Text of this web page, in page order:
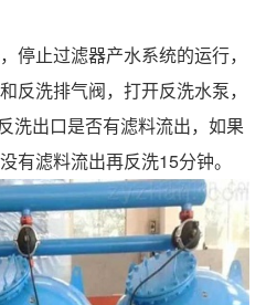
停止过滤器产水系统的运行，
反洗排气阀，打开反洗水泵，
洗出口是否有滤料流出，如果
有滤料流出再反洗15分钟。